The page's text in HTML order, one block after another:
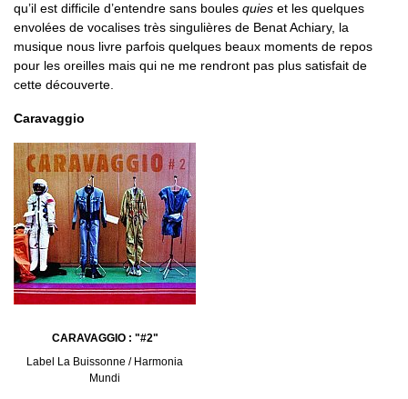
qu’il est difficile d’entendre sans boules quies et les quelques
envolées de vocalises très singulières de Benat Achiary, la
musique nous livre parfois quelques beaux moments de repos
pour les oreilles mais qui ne me rendront pas plus satisfait de
cette découverte.
Caravaggio
CARAVAGGIO : "#2"
Label La Buissonne / Harmonia
Mundi